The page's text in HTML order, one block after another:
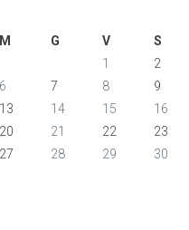
M G V S
1
2
6 7 8 9
13 14 15 16
20 21 22 23
27 28 29 30